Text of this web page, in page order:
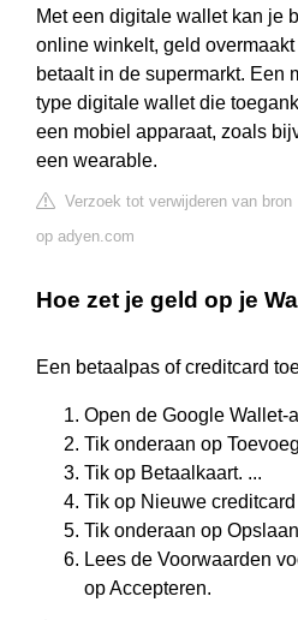
Met een digitale wallet kan je
online winkelt, geld
betaalt in de supermarkt. Een
type digitale wallet die
een mobiel apparaat, zoals
een wearable.
Verzoek tot verwijderen van bron
op adyen.com
Hoe zet je geld op je
Een betaalpas of creditcard
Open de Google Wallet-
Tik onderaan op
Tik op Betaalkaart. ...
Tik op Nieuwe
Tik onderaan op
Lees de Voorwaarden
op Accepteren.